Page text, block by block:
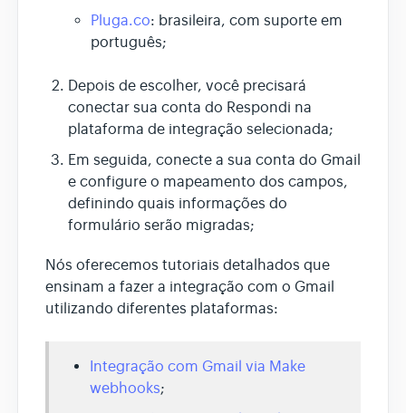
Pluga.co: brasileira, com suporte em
português;
Depois de escolher, você precisará
conectar sua conta do Respondi na
plataforma de integração selecionada;
Em seguida, conecte a sua conta do Gmail
e configure o mapeamento dos campos,
definindo quais informações do
formulário serão migradas;
Nós oferecemos tutoriais detalhados que
ensinam a fazer a integração com o Gmail
utilizando diferentes plataformas:
Integração com Gmail via Make
webhooks;